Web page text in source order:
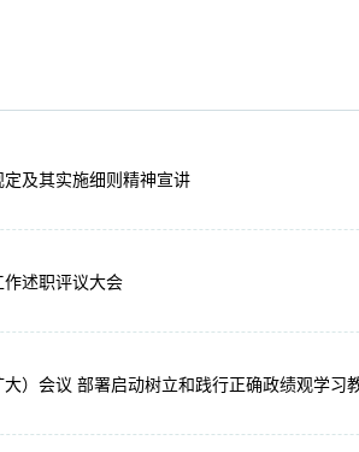
及其实施细则精神宣讲
述职评议大会
音乐学院召开党委会（扩大）会议 部署启动树立和践行正确政绩观学